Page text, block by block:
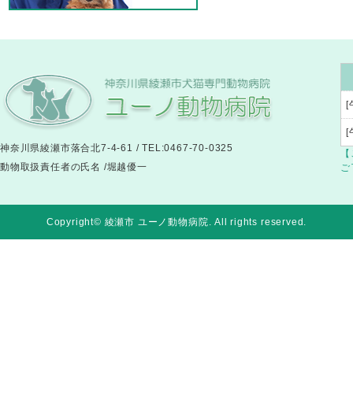
神奈川県綾瀬市落合北7-4-61 / TEL:0467-70-0325
動物取扱責任者の氏名 /堀越優一
[
[
ご
Copyright© 綾瀬市 ユーノ動物病院. All rights reserved.